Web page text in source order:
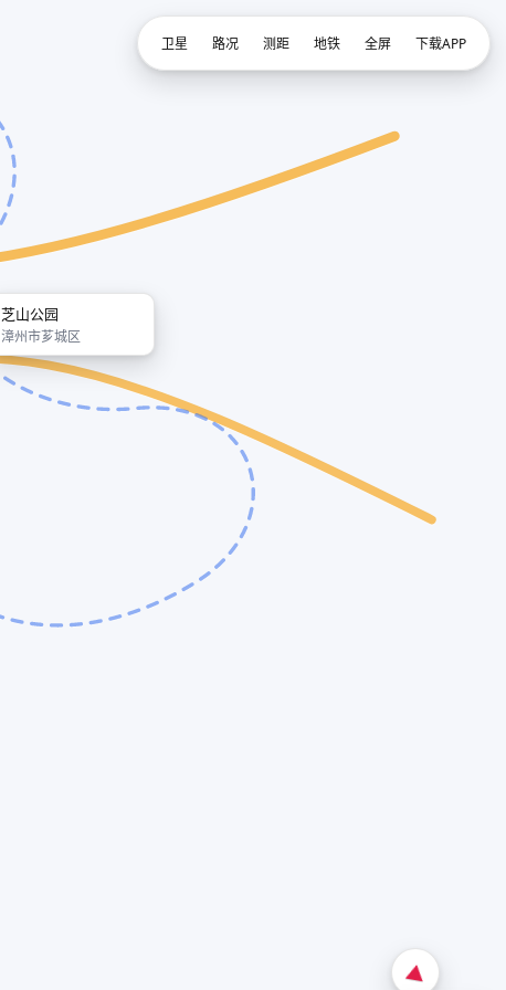
芝山公园
漳州市芗城区
卫星 路况 测距 地铁 全屏 下载APP